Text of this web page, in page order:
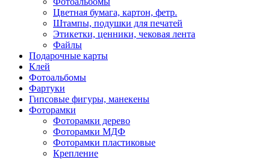
Цветная бумага, картон, фетр.
Штампы, подушки для печатей
Этикетки, ценники, чековая лента
Файлы
Подарочные карты
Клей
Фотоальбомы
Фартуки
Гипсовые фигуры, манекены
Фоторамки
Фоторамки дерево
Фоторамки МДФ
Фоторамки пластиковые
Крепление